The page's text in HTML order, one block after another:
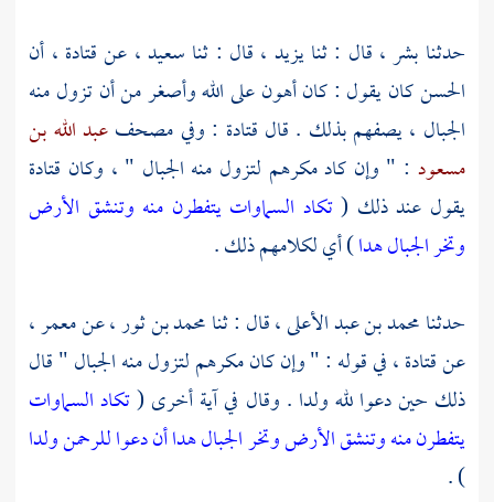
حدثنا بشر، قال : ثنايزيد ، قال : ثنا سعيد، عنقتادة ، أن
الحسنكان يقول : كان أهون على الله وأصغر من أن تزول منه
الجبال ، يصفهم بذلك . قال قتادة : وفي مصحفعبد الله بن
مسعود : " وإن كاد مكرهم لتزول منه الجبال " ، وكان قتادة
يقول عند ذلك (تكاد السماوات يتفطرن منه وتنشق الأرض
وتخر الجبال هدا) أي لكلامهم ذلك .
حدثنامحمد بن عبد الأعلى، قال : ثنامحمد بن ثور، عنمعمر،
عنقتادة، في قوله : " وإن كان مكرهم لتزول منه الجبال " قال
ذلك حين دعوا لله ولدا . وقال في آية أخرى (تكاد السماوات
يتفطرن منه وتنشق الأرض وتخر الجبال هدا أن دعوا للرحمن ولدا
) .